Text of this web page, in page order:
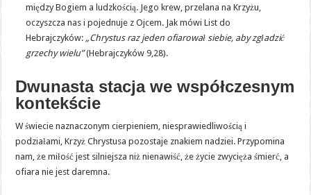
między Bogiem a ludzkością. Jego krew, przelana na Krzyżu,
oczyszcza nas i pojednuje z Ojcem. Jak mówi List do
Hebrajczyków: „Chrystus raz jeden ofiarował siebie, aby zgładzić
grzechy wielu”(Hebrajczyków 9,28).
Dwunasta stacja we współczesnym
kontekście
W świecie naznaczonym cierpieniem, niesprawiedliwością i
podziałami, Krzyż Chrystusa pozostaje znakiem nadziei. Przypomina
nam, że miłość jest silniejsza niż nienawiść, że życie zwycięża śmierć, a
ofiara nie jest daremna.